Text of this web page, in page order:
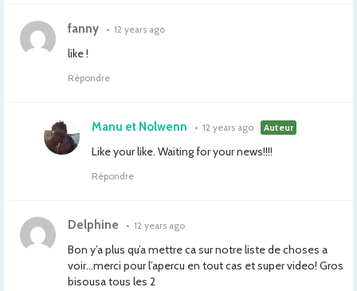
fanny • 12 years ago
like !
Répondre
Manu et Nolwenn • 12 years ago Auteur
Like your like. Waiting for your news!!!!
Répondre
Delphine • 12 years ago
Bon y’a plus qu’a mettre ca sur notre liste de choses a
voir…merci pour l’apercu en tout cas et super video! Gros
bisousa tous les 2